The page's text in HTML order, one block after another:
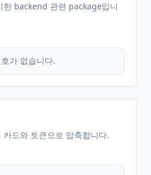
한 backend 관련 package입니
가 없습니다.
드와 토큰으로 압축합니다.